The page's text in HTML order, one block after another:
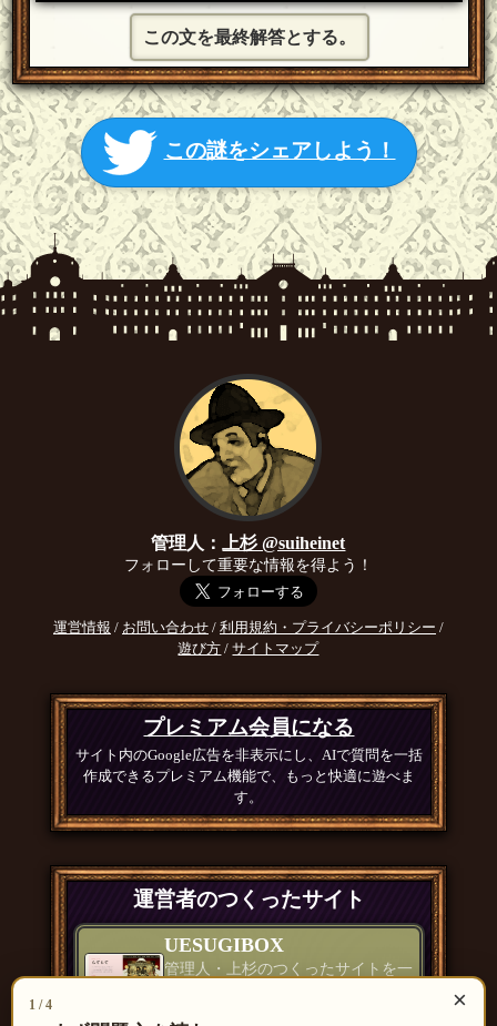
×
1 / 4
この文を最終解答とする。
この謎をシェアしよう！
管理人：上杉 @suiheinet
フォローして重要な情報を得よう！
運営情報 / お問い合わせ/ 利用規約・プライバシーポリシー /
遊び方 /サイトマップ
プレミアム会員になる
サイト内のGoogle広告を非表示にし、AIで質問を一括
作成できるプレミアム機能で、もっと快適に遊べま
す。
運営者のつくったサイト
UESUGIBOX
管理人・上杉のつくったサイトを一
つくったもの一覧 ＞